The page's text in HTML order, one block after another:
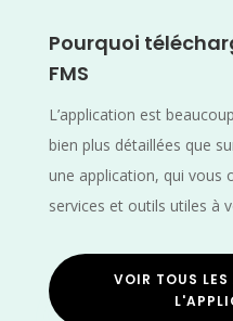
Pourquoi
FMS
L’application est
bien plus détaillées que
une application, qui vous
services et outils utiles à
VOIR TOUS